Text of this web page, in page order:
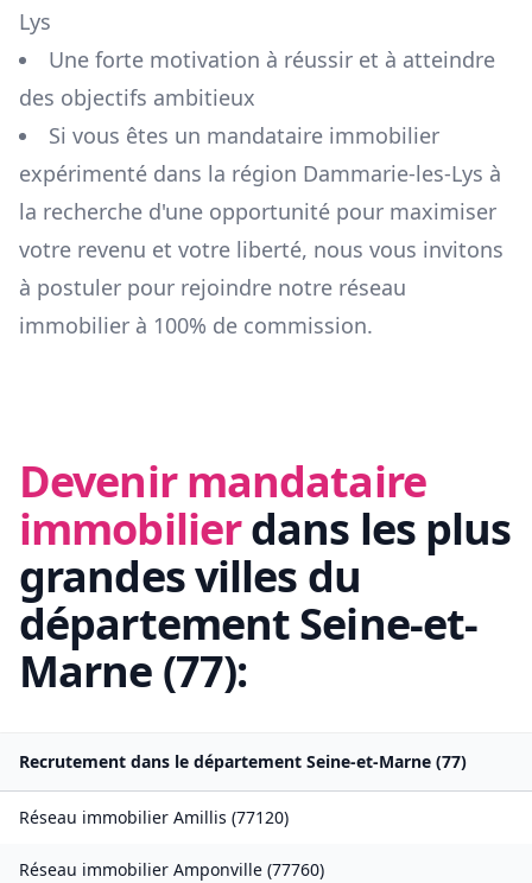
Lys
Une forte motivation à réussir et à atteindre
des objectifs ambitieux
Si vous êtes un mandataire immobilier
expérimenté dans la région Dammarie-les-Lys à
la recherche d'une opportunité pour maximiser
votre revenu et votre liberté, nous vous invitons
à postuler pour rejoindre notre réseau
immobilier à 100% de commission.
Devenir mandataire
immobilierdans les plus
grandes villes du
départementSeine-et-
Marne (77):
Recrutement dans le département Seine-et-Marne (77)
Réseau immobilier Amillis (77120)
Réseau immobilier Amponville (77760)